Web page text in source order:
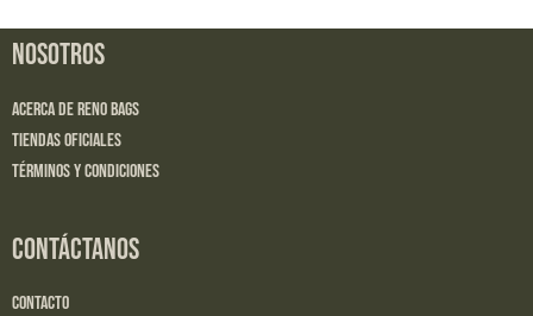
NOSOTROS
Acerca de Reno Bags
Tiendas Oficiales
Términos y Condiciones
CONTÁCTANOS
Contacto